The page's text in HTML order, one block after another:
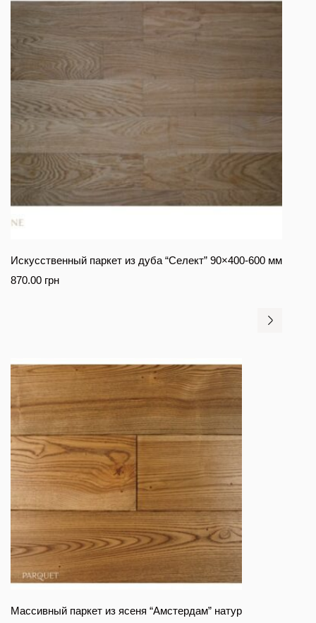
Искусственный паркет из дуба “Селект” 90×400-600 мм
870.00 грн
Массивный паркет из ясеня “Амстердам” натур